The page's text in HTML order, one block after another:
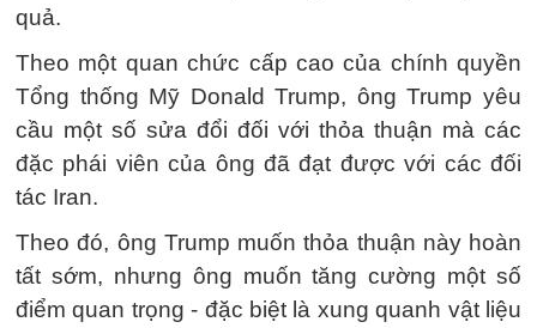
quả.
Theo một quan chức cấp cao của chính quyền
Tổng thống Mỹ Donald Trump, ông Trump yêu
cầu một số sửa đổi đối với thỏa thuận mà các
đặc phái viên của ông đã đạt được với các đối
tác Iran.
Theo đó, ông Trump muốn thỏa thuận này hoàn
tất sớm, nhưng ông muốn tăng cường một số
điểm quan trọng - đặc biệt là xung quanh vật liệu